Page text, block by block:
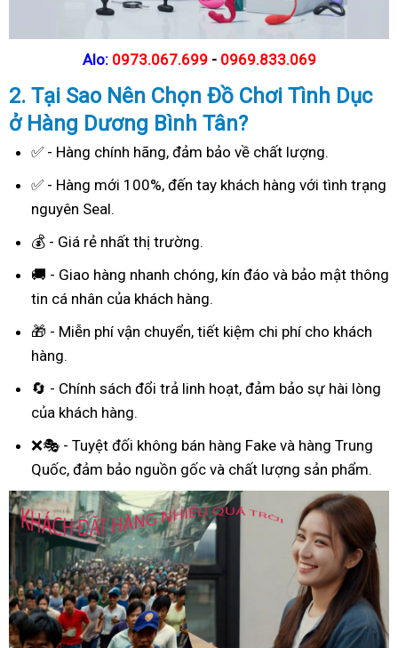
Alo: 0973.067.699 - 0969.833.069
2. Tại SaoNên Chọn Đồ Chơi Tình Dục
ở Hàng Dương Bình Tân?
✅ - Hàng chính hãng, đảm bảo về chất lượng.
✅ - Hàng mới 100%, đến tay khách hàng với tình trạng
nguyên Seal.
💰 - Giá rẻ nhất thị trường.
🚚 - Giao hàng nhanh chóng, kín đáo và bảo mật thông
tin cá nhân của khách hàng.
🎁 - Miễn phí vận chuyển, tiết kiệm chi phí cho khách
hàng.
🔄 - Chính sách đổi trả linh hoạt, đảm bảo sự hài lòng
của khách hàng.
❌🎭 - Tuyệt đối không bán hàng Fake và hàng Trung
Quốc, đảm bảo nguồn gốc và chất lượng sản phẩm.